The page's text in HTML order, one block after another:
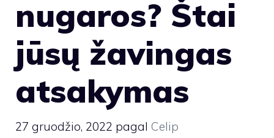
nugaros? Štai
jūsų žavingas
atsakymas
27 gruodžio, 2022 pagal Celip